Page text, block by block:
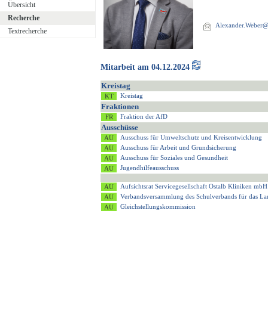
Übersicht
Recherche
Textrecherche
Mitarbeit am 04.12.2024
Kreistag
Kreistag
Fraktionen
Fraktion der AfD
Ausschüsse
Ausschuss für Umweltschutz und Kreisentwicklung
Ausschuss für Arbeit und Grundsicherung
Ausschuss für Soziales und Gesundheit
Jugendhilfeausschuss
Aufsichtsrat Servicegesellschaft Ostalb Kliniken mbH
Verbandsversammlung des Schulverbands für das
Gleichstellungskommission